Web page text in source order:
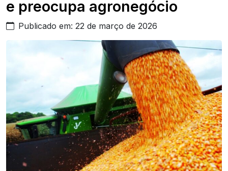
e preocupa agronegócio
Publicado em: 22 de março de 2026